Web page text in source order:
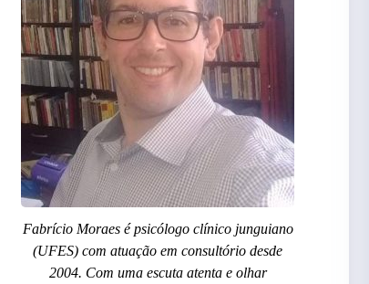
Fabrício Moraes é psicólogo clínico junguiano
(UFES) com atuação em consultório desde
2004. Com uma escuta atenta e olhar